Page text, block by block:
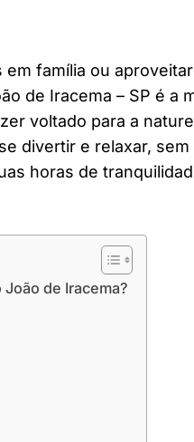
família ou
de Iracema – SP é a
voltado para a
divertir e relaxar,
horas de
de Iracema?